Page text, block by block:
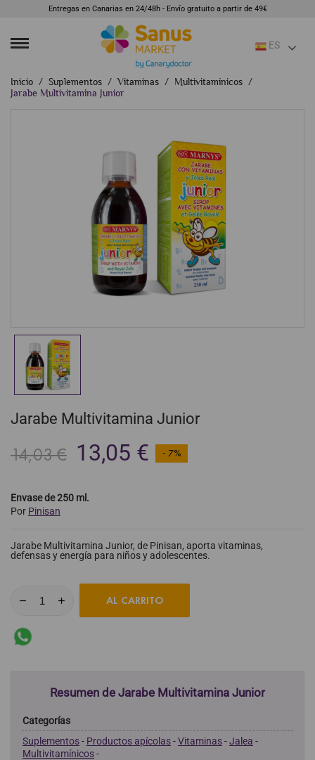
Entregas en Canarias en 24/48h - Envío gratuito a partir de 49€
ES
Inicio Suplementos Vitaminas
Multivitamínicos
Jarabe Multivitamina Junior
Jarabe Multivitamina Junior
14,03 € 13,05 € - 7%
Envase de 250 ml.
Por Pinisan
Jarabe Multivitamina Junior, de Pinisan, aporta vitaminas,
defensas y energía para niños y adolescentes.
AL CARRITO
Resumen de Jarabe Multivitamina Junior
Categorías
Suplementos- Productos apícolas-Vitaminas-Jalea -
Multivitamínicos-